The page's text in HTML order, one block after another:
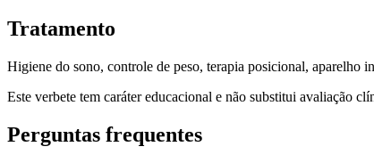
Tratamento
Higiene do sono, controle de peso, terapia posicional, aparelho
Este verbete tem caráter educacional e não substitui avaliação
Perguntas frequentes